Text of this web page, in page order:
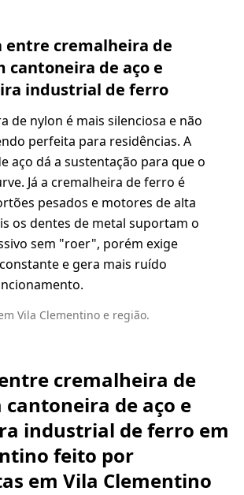
entre cremalheira de
cantoneira de aço e
industrial de ferro
de nylon é mais silenciosa e não
perfeita para residências. A
aço dá a sustentação para que o
Já a cremalheira de ferro é
pesados e motores de alta
os dentes de metal suportam o
sem "roer", porém exige
e gera mais ruído
Vila Clementino e região.
cremalheira de
de aço e
industrial de ferro em
feito por
em Vila Clementino